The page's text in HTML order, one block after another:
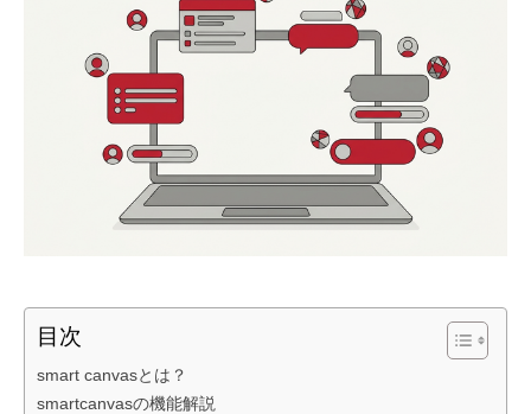
目次
smart canvasとは？
smartcanvasの機能解説